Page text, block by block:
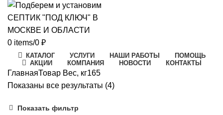
0 items/0 ₽
КАТАЛОГ УСЛУГИ НАШИ РАБОТЫ
ПОМОЩЬ
АКЦИИ
КОМПАНИЯ НОВОСТИ КОНТАКТЫ
ГлавнаяТовар Вес, кг165
Показаны все результаты (4)Цены:
Показать фильтр